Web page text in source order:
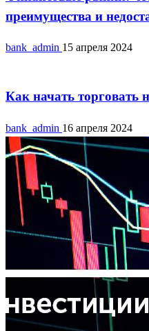
преимущества и
bank_admin 15 апреля 2024
Как начать торговать
bank_admin 16 апреля 2024